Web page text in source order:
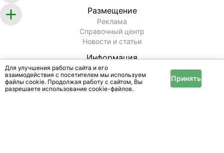
Для улучшения работы сайта и его
взаимодействия с посетителем мы используем
файлы cookie. Продолжая работу с сайтом, Вы
разрешаете использование cookie-файлов.
Принять
Размещение
Реклама
Справочный центр
Новости и статьи
Информация
Условия и правила
Публичный договор
Политика конфиденциальности